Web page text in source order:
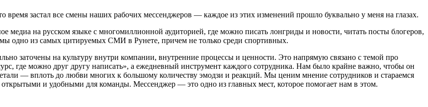
время застал все смены наших рабочих мессенджеров — каждое из этих изменений прошло буквально у меня на глазах.
медиа на русском языке с многомиллионной аудиторией, где можно писать лонгриды и новости, читать посты блогеров,
одно из самых цитируемых СМИ в Рунете, причем не только среди спортивных.
заточены на культуру внутри компании, внутренние процессы и ценности. Это напрямую связано с темой про
где можно друг другу написать», а ежедневный инструмент каждого сотрудника. Нам было крайне важно, чтобы он
— вплоть до любви многих к большому количеству эмодзи и реакций. Мы ценим мнение сотрудников и стараемся
и удобными для команды. Мессенджер — это одно из главных мест, которое помогает нам в этом.